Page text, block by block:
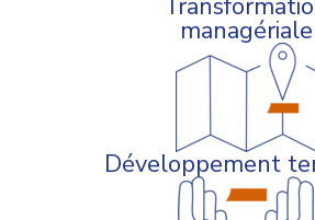
managériale
Développement